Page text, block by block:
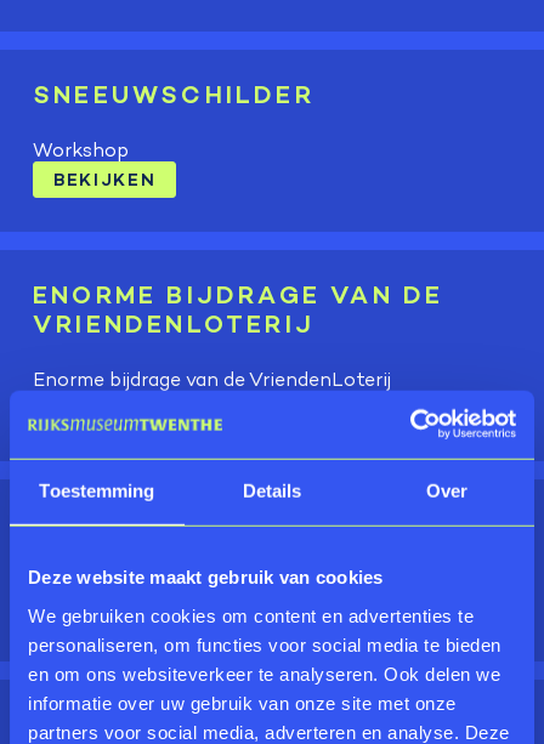
Toestemming Details Over
Deze website maakt gebruik van cookies
We gebruiken cookies om content en advertenties te
personaliseren, om functies voor social media te bieden
en om ons websiteverkeer te analyseren. Ook delen we
informatie over uw gebruik van onze site met onze
partners voor social media, adverteren en analyse. Deze
SNEEUWSCHILDER
Workshop
BEKIJKEN
ENORME BIJDRAGE VAN DE
VRIENDENLOTERIJ
Enorme bijdrage van de VriendenLoterij
OPEN DAGEN LASONDERKERK
Open dagen Lasonderkerk
BEKIJKEN
CONCERT 'HET ONZICHTBARE